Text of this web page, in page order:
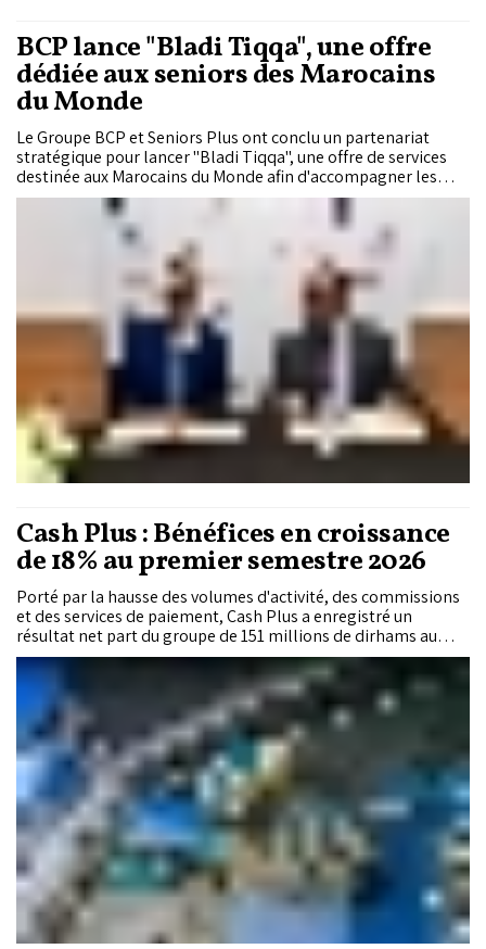
BCP lance "Bladi Tiqqa", une offre
dédiée aux seniors des Marocains
du Monde
Le Groupe BCP et Seniors Plus ont conclu un partenariat
stratégique pour lancer "Bladi Tiqqa", une offre de services
destinée aux Marocains du Monde afin d'accompagner les
personnes âgées de 60 ans et plus à travers des prestations
d'assistance, de santé et de services du quotidien.
Cash Plus : Bénéfices en croissance
de 18% au premier semestre 2026
Porté par la hausse des volumes d'activité, des commissions
et des services de paiement, Cash Plus a enregistré un
résultat net part du groupe de 151 millions de dirhams au
premier semestre 2026, en progression de 18% sur un an.